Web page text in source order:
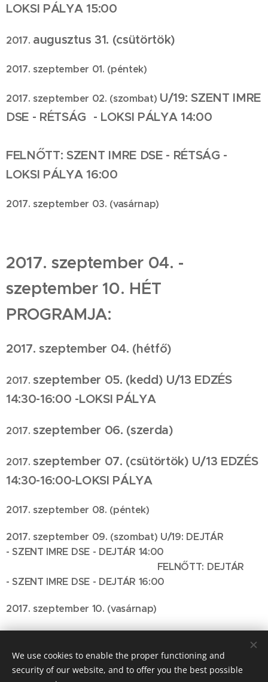
LOKSI PÁLYA 15:00
2017. augusztus 31. (csütörtök)
2017. szeptember 01. (péntek)
2017. szeptember 02. (szombat) U/19:SZENT IMRE
DSE - RÉTSÁG - LOKSI PÁLYA 14:00
FELNŐTT:SZENT IMRE DSE - RÉTSÁG -
LOKSI PÁLYA 16:00
2017. szeptember 03. (vasárnap)
2017. szeptember 04. -
szeptember 10. HÉT
PROGRAMJA:
2017.szeptember 04. (hétfő)
2017.szeptember 05. (kedd) U/13 EDZÉS
14:30-16:00 -LOKSI PÁLYA
2017.szeptember 06. (szerda)
2017.szeptember 07. (csütörtök) U/13 EDZÉS
14:30-16:00-LOKSI PÁLYA
2017. szeptember 08. (péntek)
2017. szeptember 09. (szombat) U/19: DEJTÁR
- SZENT IMRE DSE - DEJTÁR 14:00
FELNŐTT: DEJTÁR
- SZENT IMRE DSE - DEJTÁR 16:00
2017. szeptember 10. (vasárnap)
© 2016 SZENT IMRE DSE 2660. Balassagyarmat, Szabó Lőrinc út 1.
We use cookies to enable the proper functioning and
security of our website, and to offer you the best possible